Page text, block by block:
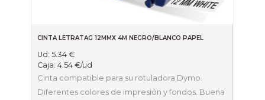
CINTA LETRATAG 12MMX 4M NEGRO/BLANCO PAPEL
Ud:5.34€
Caja:4.54€/ud
Cinta compatible para su rotuladora Dymo.
Diferentes colores de impresión y fondos. Buena